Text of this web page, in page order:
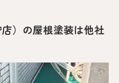
）の屋根塗装は他社